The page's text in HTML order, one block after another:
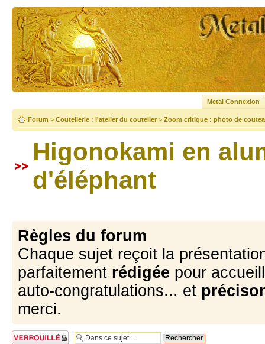
Metal Connexion
Forum > Coutellerie : l'atelier du coutelier > Zoom critique : photo de
Higonokami en
d'éléphant
Règles du forum
Chaque sujet reçoit la
parfaitement rédigée pour
auto-congratulations... et
merci.
Sujet verrouillé